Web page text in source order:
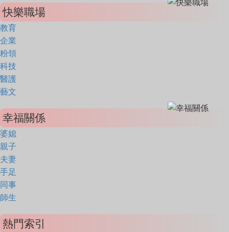
快樂職場
教育
企業
粉領
科技
醫護
藝文
幸福關係
婆媳
親子
夫妻
手足
同事
師生
熱門索引